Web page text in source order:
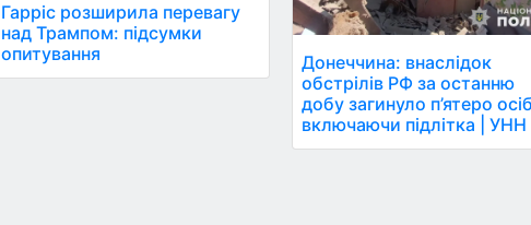
Гарріс розширила перевагу
над Трампом: підсумки
опитування
Донеччина: внаслідок
обстрілів РФ за останню
добу загинуло п’ятеро
включаючи підлітка | УНН